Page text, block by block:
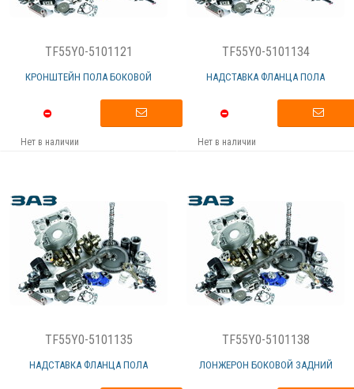
TF55Y0-5101121
КРОНШТЕЙН ПОЛА БОКОВОЙ
Нет в наличии
TF55Y0-5101134
НАДСТАВКА ФЛАНЦА ПОЛА
Нет в наличии
TF55Y0-5101135
НАДСТАВКА ФЛАНЦА ПОЛА
TF55Y0-5101138
ЛОНЖЕРОН БОКОВОЙ ЗАДНИЙ